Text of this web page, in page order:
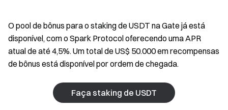
O pool de bônus para o staking de USDT na Gate já está
disponível, com o Spark Protocol oferecendo uma APR
atual de até 4,5%. Um total de US$ 50.000 em recompensas
de bônus está disponível por ordem de chegada.
Faça staking de USDT